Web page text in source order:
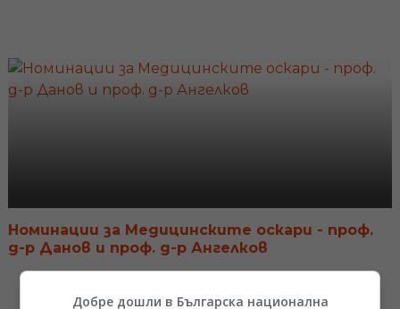
Номинации за Медицинските оскари - проф.
д-р Данов и проф. д-р Ангелков
Добре дошли в Българска национална